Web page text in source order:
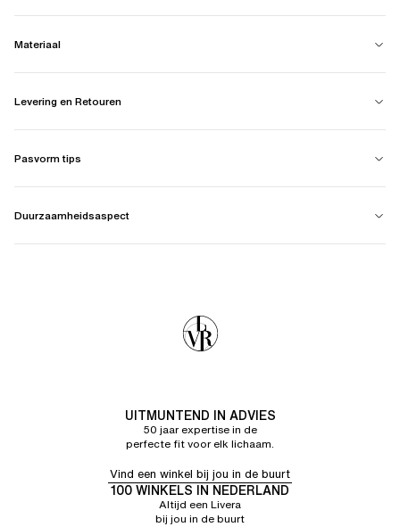
Materiaal
Levering en Retouren
Pasvorm tips
Duurzaamheidsaspect
UITMUNTEND IN ADVIES
50 jaar expertise in de
perfecte fit voor elk lichaam.
Vind een winkel bij jou in de buurt
100 WINKELS IN NEDERLAND
Altijd een Livera
bij jou in de buurt